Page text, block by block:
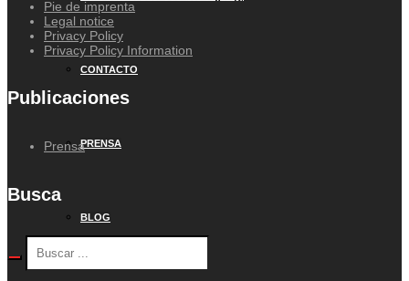
CONTACTO
PRENSA
BLOG
Pie de imprenta
Legal notice
Privacy Policy
Privacy Policy Information
Publicaciones
Prensa
Busca